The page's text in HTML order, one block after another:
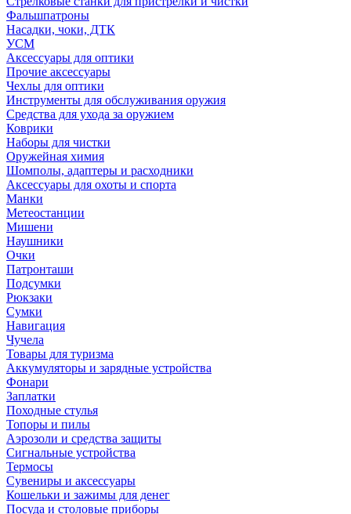
Фальшпатроны
Насадки, чоки, ДТК
УСМ
Аксессуары для оптики
Прочие аксессуары
Чехлы для оптики
Инструменты для обслуживания оружия
Средства для ухода за оружием
Коврики
Наборы для чистки
Оружейная химия
Шомполы, адаптеры и расходники
Аксессуары для охоты и спорта
Манки
Метеостанции
Мишени
Наушники
Очки
Патронташи
Подсумки
Рюкзаки
Сумки
Навигация
Чучела
Товары для туризма
Аккумуляторы и зарядные устройства
Фонари
Заплатки
Походные стулья
Топоры и пилы
Аэрозоли и средства защиты
Сигнальные устройства
Термосы
Сувениры и аксессуары
Кошельки и зажимы для денег
Посуда и столовые приборы